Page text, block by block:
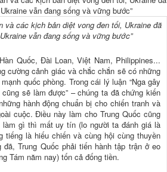
và các kịch bản diệt vong đen tối, Ukraine đã
vẫn đang sống và vững bước”
Quốc, Đài Loan, Việt Nam, Philippines...
cường cảnh giác và chắc chắn sẽ có những
quốc phòng. Trong cái lý luận “Nga gây
sẽ làm được” – chúng ta đã chứng kiến
hành động chuẩn bị cho chiến tranh và
cuộc. Điều này làm cho Trung Quốc cũng
làm gì thì mất uy tín (lo người ta đánh giá là
tiếng là hiếu chiến và cùng hội cùng thuyền
Trung Quốc phải tiến hành tập trận ở eo
Tám năm nay) tốn cả đống tiền.